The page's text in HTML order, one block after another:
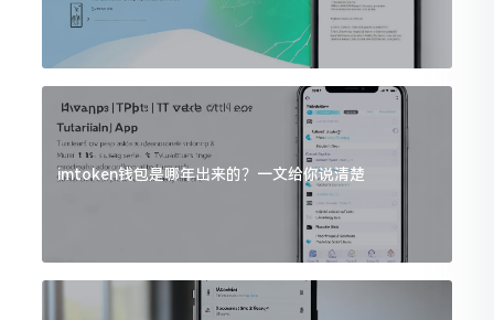
imtoken钱包是哪年出来的？一文给你说清楚